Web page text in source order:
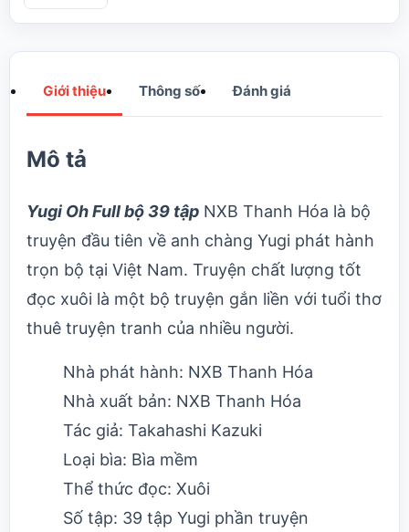
Giới thiệu Thông số Đánh giá
Mô tả
Yugi Oh Full bộ 39 tập NXB Thanh Hóa là bộ
truyện đầu tiên về anh chàng Yugi phát hành
trọn bộ tại Việt Nam. Truyện chất lượng tốt
đọc xuôi là một bộ truyện gắn liền với tuổi thơ
thuê truyện tranh của nhiều người.
Nhà phát hành: NXB Thanh Hóa
Nhà xuất bản: NXB Thanh Hóa
Tác giả: Takahashi Kazuki
Loại bìa: Bìa mềm
Thể thức đọc: Xuôi
Số tập: 39 tập Yugi phần truyện